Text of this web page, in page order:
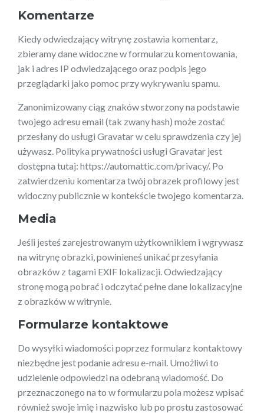
Komentarze
Kiedy odwiedzający witrynę zostawia komentarz,
zbieramy dane widoczne w formularzu komentowania,
jak i adres IP odwiedzającego oraz podpis jego
przeglądarki jako pomoc przy wykrywaniu spamu.
Zanonimizowany ciąg znaków stworzony na podstawie
twojego adresu email (tak zwany hash) może zostać
przesłany do usługi Gravatar w celu sprawdzenia czy jej
używasz. Polityka prywatności usługi Gravatar jest
dostępna tutaj: https://automattic.com/privacy/. Po
zatwierdzeniu komentarza twój obrazek profilowy jest
widoczny publicznie w kontekście twojego komentarza.
Media
Jeśli jesteś zarejestrowanym użytkownikiem i wgrywasz
na witrynę obrazki, powinieneś unikać przesyłania
obrazków z tagami EXIF lokalizacji. Odwiedzający
stronę mogą pobrać i odczytać pełne dane lokalizacyjne
z obrazków w witrynie.
Formularze kontaktowe
Do wysyłki wiadomości poprzez formularz kontaktowy
niezbędne jest podanie adresu e-mail. Umożliwi to
udzielenie odpowiedzi na odebraną wiadomość. Do
przeznaczonego na to w formularzu pola możesz wpisać
również swoje imię i nazwisko lub po prostu zastosować